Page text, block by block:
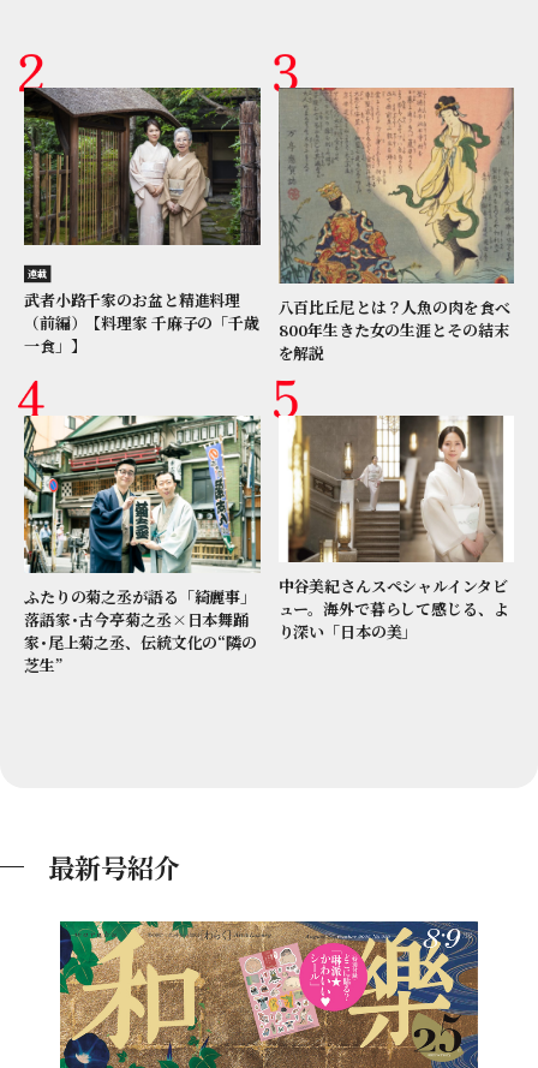
連載
武者小路千家のお盆と精進料理
（前編）【料理家 千麻子の「千歳
一食」】
八百比丘尼とは？人魚の肉を食べ
800年生きた女の生涯とその結末
を解説
ふたりの菊之丞が語る「綺麗事」
落語家･古今亭菊之丞×日本舞踊
家･尾上菊之丞、伝統文化の“隣の
芝生”
中谷美紀さんスペシャルインタビ
ュー。海外で暮らして感じる、よ
り深い「日本の美」
最新号紹介